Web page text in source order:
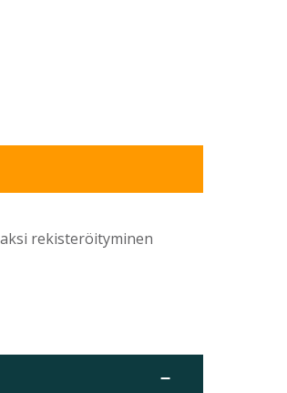
rekisteröityminen
–